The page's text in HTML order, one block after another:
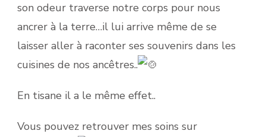
son odeur traverse notre corps pour nous
ancrer à la terre…il lui arrive même de se
laisser aller à raconter ses souvenirs dans les
cuisines de nos ancêtres..
En tisane il a le même effet..
Vous pouvez retrouver mes soins sur